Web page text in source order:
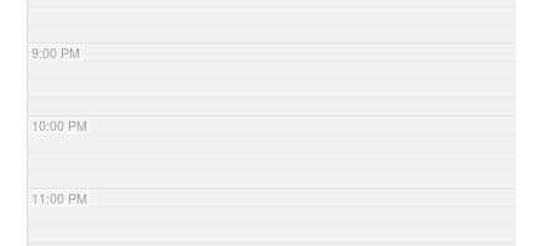
9:00 PM
10:00 PM
11:00 PM